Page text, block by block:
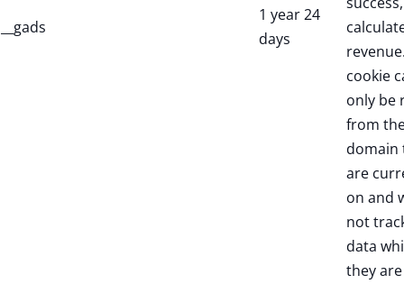
__gads
1 year 24
days
cookie
only be
from
domain
are
on and
not
data
they are